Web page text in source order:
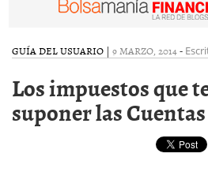
GUÍA DEL USUARIO | 9 MARZO, 2014-
Los impuestos que
suponer las